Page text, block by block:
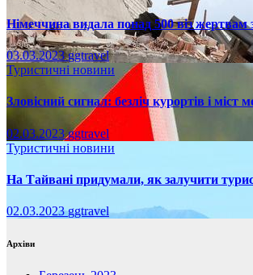
Німеччина видала понад 500 віз жертвам
03.03.2023ggtravel
Туристичні новини
Зловісний сигнал: безліч курортів і міст
02.03.2023ggtravel
Туристичні новини
На Тайвані придумали, як залучити
02.03.2023ggtravel
Архіви